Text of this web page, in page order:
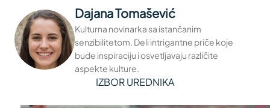
Dajana Tomašević
Kulturna novinarka sa istančanim
senzibilitetom. Deli intrigantne priče koje
bude inspiraciju i osvetljavaju različite
aspekte kulture.
IZBOR UREDNIKA